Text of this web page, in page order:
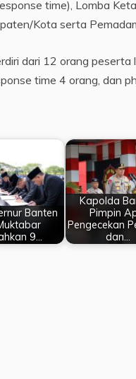
time), Lomba
Kota serta
dari 12 orang
time 4 orang, dan
Banten
9…
Kapolda
Pimpin
Pengecekan
dan…